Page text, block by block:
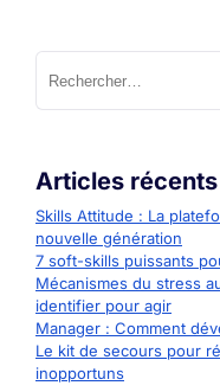
Rechercher :
Articles récents
Skills Attitude : La
nouvelle génération
7 soft-skills puissants
Mécanismes du stress
identifier pour agir
Manager : Comment
Le kit de secours pour
inopportuns